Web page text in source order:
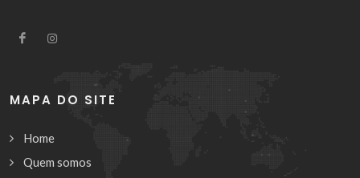
MAPA DO SITE
Home
Quem somos